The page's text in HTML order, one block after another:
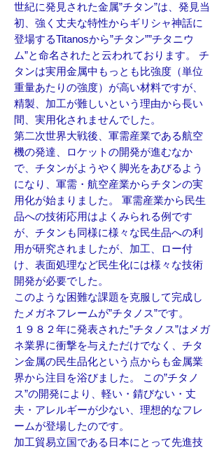
世紀に発見された金属”チタン”は、発見当
初、強く丈夫な特性からギリシャ神話に
登場するTitanosから”チタン””チタニウ
ム”と命名されたと云われております。 チ
タンは実用金属中もっとも比強度（単位
重量あたりの強度）が高い材料ですが、
精製、加工が難しいという理由から長い
間、実用化されませんでした。
第二次世界大戦後、軍需産業である航空
機の発達、ロケットの開発が進むなか
で、チタンがようやく脚光をあびるよう
になり、軍需・航空産業からチタンの実
用化が始まりました。 軍需産業から民生
品への技術応用はよくみられる例です
が、チタンも同様に様々な民生品への利
用が研究されましたが、加工、ロー付
け、表面処理など民生化には様々な技術
開発が必要でした。
このような困難な課題を克服して完成し
たメガネフレームが”チタノス”です。
１９８２年に発表された”チタノス”はメガ
ネ業界に衝撃を与えただけでなく、チタ
ン金属の民生品化という点からも金属業
界から注目を浴びました。 この”チタノ
ス”の開発により、軽い・錆びない・丈
夫・アレルギーが少ない、理想的なフレ
ームが登場したのです。
加工貿易立国である日本にとって先進技